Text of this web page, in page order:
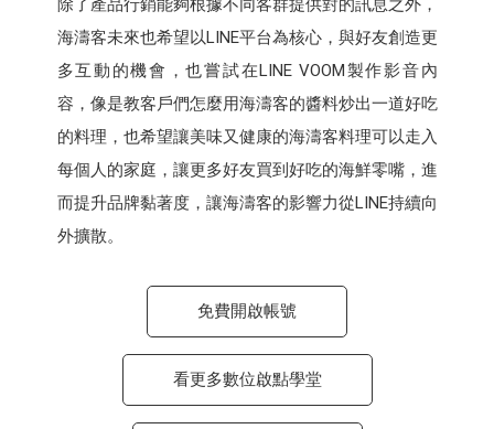
除了產品行銷能夠根據不同客群提供對的訊息之外，
海濤客未來也希望以LINE平台為核心，與好友創造更
多互動的機會，也嘗試在LINE VOOM製作影音內
容，像是教客戶們怎麼用海濤客的醬料炒出一道好吃
的料理，也希望讓美味又健康的海濤客料理可以走入
每個人的家庭，讓更多好友買到好吃的海鮮零嘴，進
而提升品牌黏著度，讓海濤客的影響力從LINE持續向
外擴散。
免費開啟帳號
看更多數位啟點學堂